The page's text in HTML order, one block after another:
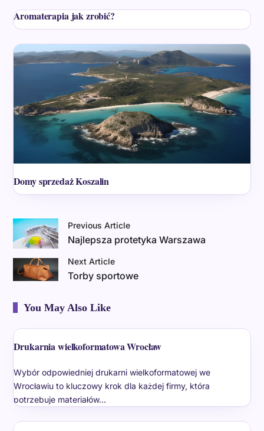
Aromaterapia jak zrobić?
Domy sprzedaż Koszalin
Previous Article
Najlepsza protetyka Warszawa
Next Article
Torby sportowe
You May Also Like
Drukarnia wielkoformatowa Wrocław
Wybór odpowiedniej drukarni wielkoformatowej we
Wrocławiu to kluczowy krok dla każdej firmy, która
potrzebuje materiałów…